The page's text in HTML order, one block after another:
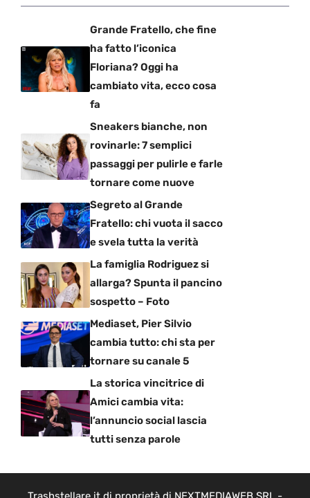
Grande Fratello, che fine
ha fatto l’iconica
Floriana? Oggi ha
cambiato vita, ecco cosa
fa
Sneakers bianche, non
rovinarle: 7 semplici
passaggi per pulirle e farle
tornare come nuove
Segreto al Grande
Fratello: chi vuota il sacco
e svela tutta la verità
La famiglia Rodriguez si
allarga? Spunta il pancino
sospetto – Foto
Mediaset, Pier Silvio
cambia tutto: chi sta per
tornare su canale 5
La storica vincitrice di
Amici cambia vita:
l’annuncio social lascia
tutti senza parole